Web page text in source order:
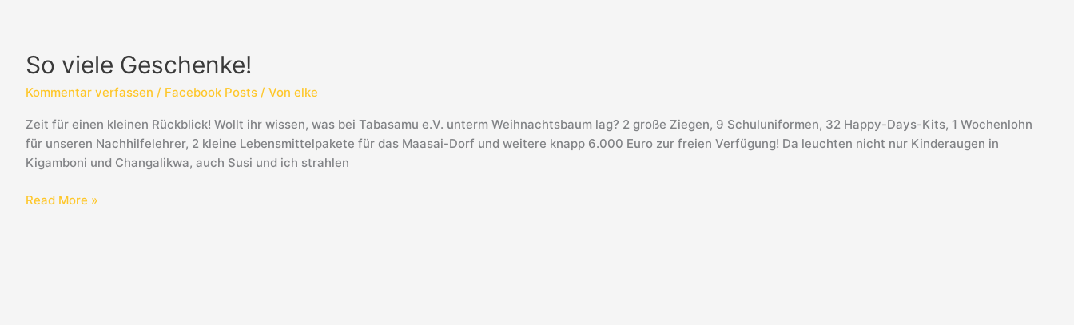
So viele Geschenke!
Kommentar verfassen / Facebook Posts / Von elke
Zeit für einen kleinen Rückblick! Wollt ihr wissen, was bei Tabasamu e.V. unterm Weihnachtsbaum lag? 2 große Ziegen, 9 Schuluniformen, 32 Happy-Days-Kits, 1 Wochenlohn
für unseren Nachhilfelehrer, 2 kleine Lebensmittelpakete für das Maasai-Dorf und weitere knapp 6.000 Euro zur freien Verfügung! Da leuchten nicht nur Kinderaugen in
Kigamboni und Changalikwa, auch Susi und ich strahlen
Geschenke!
Read More »